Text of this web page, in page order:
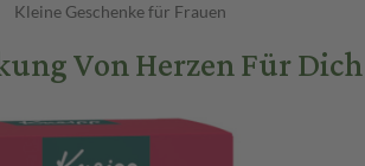
Kleine Geschenke für Frauen
Von Herzen Für